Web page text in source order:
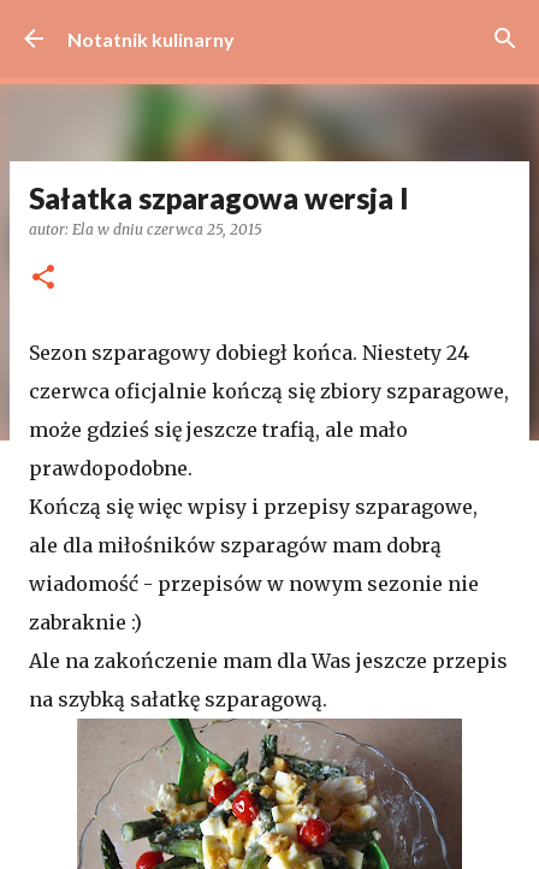
Przejdź do głównej zawartości
Notatnik kulinarny
Sałatka szparagowa wersja I
autor: Ela w dniu czerwca 25, 2015
Sezon szparagowy dobiegł końca. Niestety 24
czerwca oficjalnie kończą się zbiory szparagowe,
może gdzieś się jeszcze trafią, ale mało
prawdopodobne.
Kończą się więc wpisy i przepisy szparagowe,
ale dla miłośników szparagów mam dobrą
wiadomość - przepisów w nowym sezonie nie
zabraknie :)
Ale na zakończenie mam dla Was jeszcze przepis
na szybką sałatkę szparagową.